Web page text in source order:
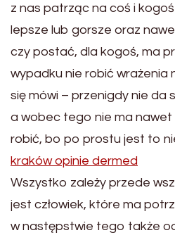
z nas patrząc na coś i
lepsze lub gorsze oraz
czy postać, dla kogoś, ma
wypadku nie robić wrażenia
się mówi – przenigdy nie da
a wobec tego nie ma
robić, bo po prostu jest to
kraków opinie dermed
Wszystko zależy przede
jest człowiek, które ma
w następstwie tego także